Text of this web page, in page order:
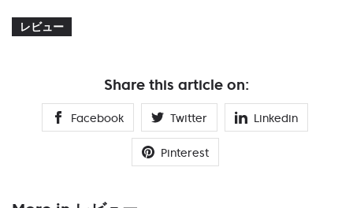
レビュー
Share this article on:
Facebook Twitter Linkedin
Pinterest